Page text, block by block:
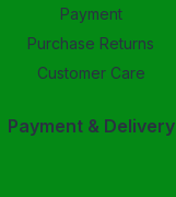
Payment
Purchase Returns
Customer Care
Payment & Delivery